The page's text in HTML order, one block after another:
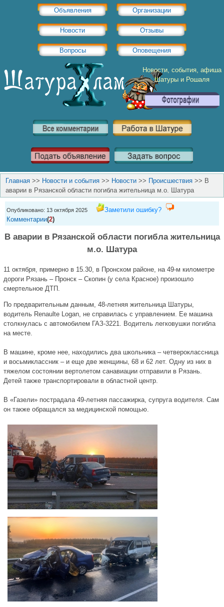
Объявления Организации
Новости Отзывы
Вопросы Оповещения
Новости, события, афиша
Шатуры и Рошаля
Главная >> Новости и события >> Новости >> Происшествия >> В
аварии в Рязанской области погибла жительница м.о. Шатура
Опубликовано: 13 октября 2025
Заметили ошибку?
Комментарии(2)
В аварии в Рязанской области погибла жительница
м.о. Шатура
11 октября, примерно в 15.30, в Пронском районе, на 49-м километре
дороги Рязань – Пронск – Скопин (у села Красное) произошло
смертельное ДТП.
По предварительным данным, 48-летняя жительница Шатуры,
водитель Renaulte Logan, не справилась с управлением. Ее машина
столкнулась с автомобилем ГАЗ-3221. Водитель легковушки погибла
на месте.
В машине, кроме нее, находились два школьника – четвероклассница
и восьмиклассник – и еще две женщины, 68 и 62 лет. Одну из них в
тяжелом состоянии вертолетом санавиации отправили в Рязань.
Детей также транспортировали в областной центр.
В «Газели» пострадала 49-летняя пассажирка, супруга водителя. Сам
он также обращался за медицинской помощью.